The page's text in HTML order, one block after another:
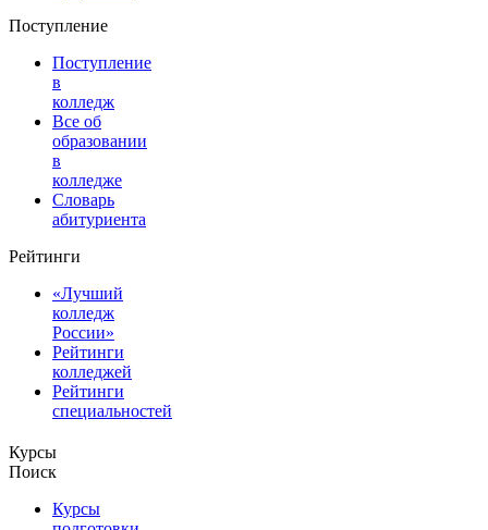
Поступление
Поступление
в
колледж
Все об
образовании
в
колледже
Словарь
абитуриента
Рейтинги
«Лучший
колледж
России»
Рейтинги
колледжей
Рейтинги
специальностей
Курсы
Поиск
Курсы